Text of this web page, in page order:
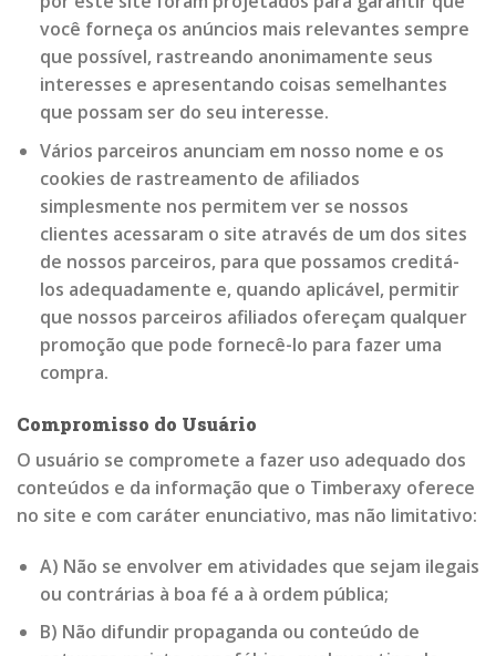
você forneça os anúncios mais relevantes sempre
que possível, rastreando anonimamente seus
interesses e apresentando coisas semelhantes
que possam ser do seu interesse.
Vários parceiros anunciam em nosso nome e os
cookies de rastreamento de afiliados
simplesmente nos permitem ver se nossos
clientes acessaram o site através de um dos sites
de nossos parceiros, para que possamos creditá-
los adequadamente e, quando aplicável, permitir
que nossos parceiros afiliados ofereçam qualquer
promoção que pode fornecê-lo para fazer uma
compra.
Compromisso do Usuário
O usuário se compromete a fazer uso adequado dos
conteúdos e da informação que o Timberaxy oferece
no site e com caráter enunciativo, mas não limitativo:
A) Não se envolver em atividades que sejam ilegais
ou contrárias à boa fé a à ordem pública;
B) Não difundir propaganda ou conteúdo de